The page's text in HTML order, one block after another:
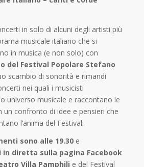
in solo di alcuni degli artisti più
musicale italiano che si
in musica (e non solo) con
del Festival Popolare Stefano
scambio di sonorità e rimandi
nei quali i musicisti
universo musicale e raccontano le
un confronto di idee e pensieri che
l’anima del Festival.
sono alle 19.30e
in diretta sulla pagina Facebook
Villa Pamphilj e del Festival